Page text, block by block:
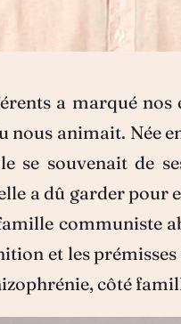
a marqué
nous animait. Née
se souvenait de
a dû garder
communiste
et les
côté